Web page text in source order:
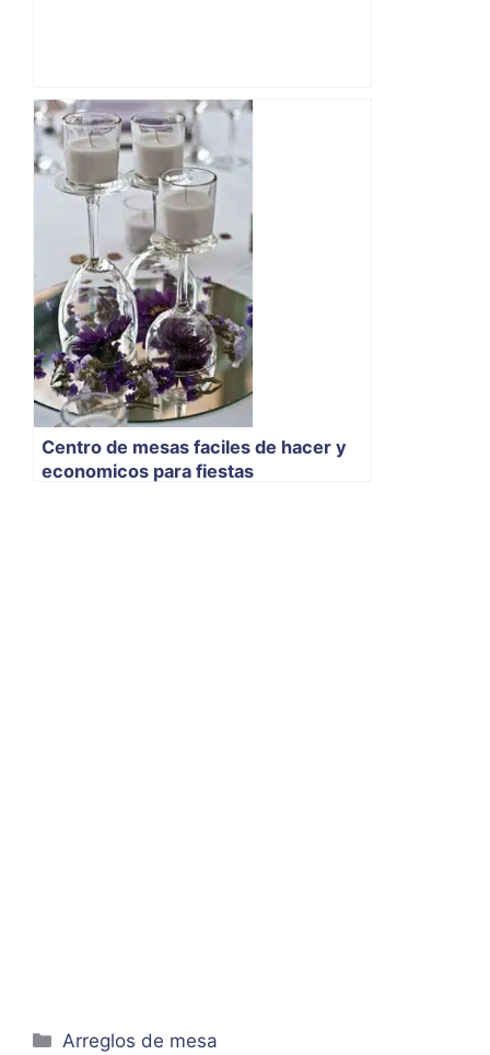
Centro de mesas faciles de hacer y
economicos para fiestas
Categorías
Arreglos de mesa